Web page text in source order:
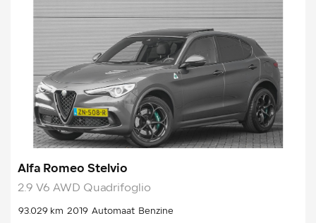
Alfa Romeo Stelvio
2.9 V6 AWD Quadrifoglio
93.029 km 2019 Automaat Benzine